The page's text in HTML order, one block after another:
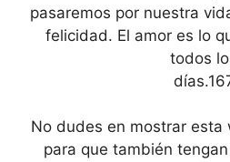
pasaremos por nuestra
felicidad. El amor es lo
todos
No dudes en mostrar
para que también